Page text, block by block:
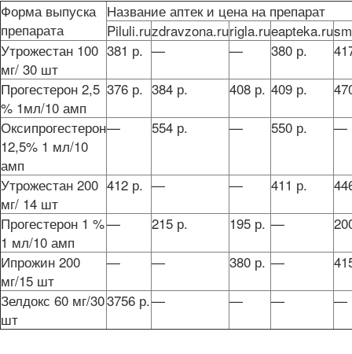
Форма выпуска
препарата
Название аптек и цена на препарат
Piluli.ruzdravzona.rurigla.rueapteka.ru
Утрожестан 100
мг/ 30 шт
381 р. — — 380 р.
Прогестерон 2,5
% 1мл/10 амп
376 р. 384 р. 408 р. 409 р.
Оксипрогестерон
12,5% 1 мл/10
амп
— 554 р. — 550 р. —
Утрожестан 200
мг/ 14 шт
412 р. — — 411 р.
Прогестерон 1 %
1 мл/10 амп
— 215 р. 195 р. —
Ипрожин 200
мг/15 шт
— — 380 р. —
Зелдокс 60 мг/30
шт
3756 р.— — — —